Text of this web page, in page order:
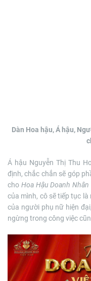
Dàn Hoa hậu, Á hậu,
Á hậu Nguyễn Thị Thu
định, chắc chắn sẽ góp
cho Hoa Hậu Doanh
của mình, cô sẽ tiếp tục
của người phụ nữ hiện
ngừng trong công việc